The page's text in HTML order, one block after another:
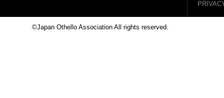
©Japan Othello Association All rights reserved.